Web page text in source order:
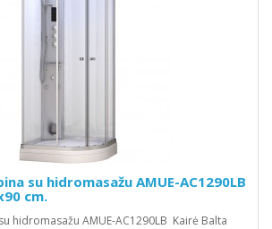
su hidromasažu AMUE-AC1290LB
cm.
hidromasažu AMUE-AC1290LB Kairė Balta